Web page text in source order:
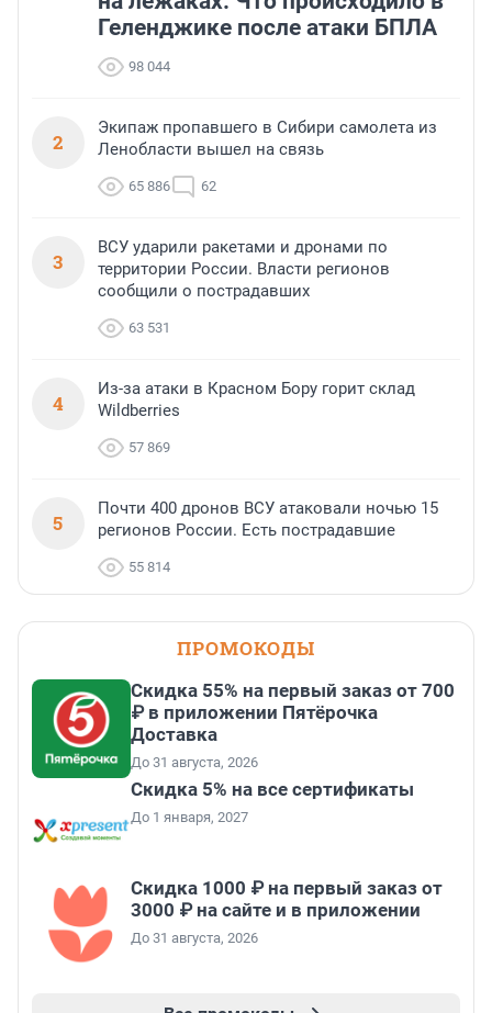
Геленджике после атаки БПЛА
98 044
2
Экипаж пропавшего в Сибири самолета из
Ленобласти вышел на связь
65 886 62
3
ВСУ ударили ракетами и дронами по
территории России. Власти регионов
сообщили о пострадавших
63 531
4
Из-за атаки в Красном Бору горит склад
Wildberries
57 869
5
Почти 400 дронов ВСУ атаковали ночью 15
регионов России. Есть пострадавшие
55 814
ПРОМОКОДЫ
Скидка 55% на первый заказ от 700
₽ в приложении Пятёрочка
Доставка
До 31 августа, 2026
Скидка 5% на все сертификаты
До 1 января, 2027
Скидка 1000 ₽ на первый заказ от
3000 ₽ на сайте и в приложении
До 31 августа, 2026